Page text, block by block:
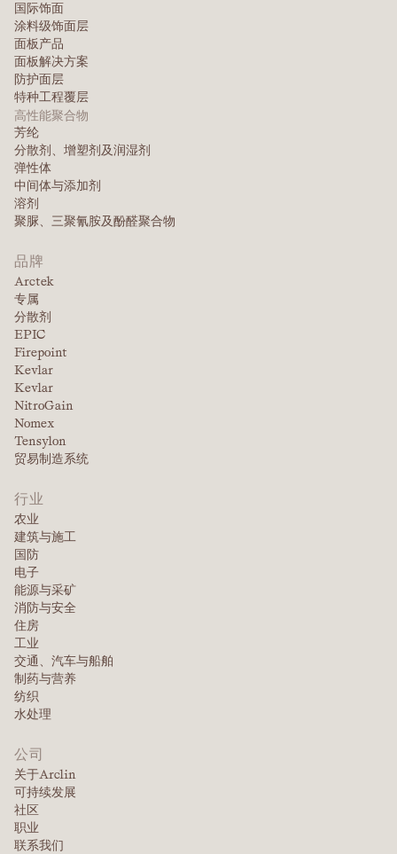
国际饰面
涂料级饰面层
面板产品
面板解决方案
防护面层
特种工程覆层
高性能聚合物
芳纶
分散剂、增塑剂及润湿剂
弹性体
中间体与添加剂
溶剂
聚脲、三聚氰胺及酚醛聚合物
品牌
Arctek
专属
分散剂
EPIC
Firepoint
Kevlar
Kevlar
NitroGain
Nomex
Tensylon
贸易制造系统
行业
农业
建筑与施工
国防
电子
能源与采矿
消防与安全
住房
工业
交通、汽车与船舶
制药与营养
纺织
水处理
公司
关于Arclin
可持续发展
社区
职业
联系我们